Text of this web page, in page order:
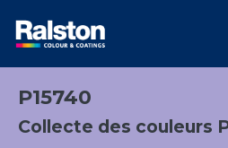
P15740
Collecte des couleurs